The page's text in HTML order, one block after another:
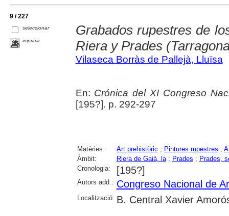
9 / 227
seleccionar
imprimir
Grabados rupestres de
Riera y Prades
Vilaseca Borràs de Pallejà, Lluïsa
En: Crónica del XI Congreso
[195?]. p. 292-297
Matèries: Art prehistòric ; Pintures rupestres ;
Àmbit:
Riera de Gaià, la; Prades ; Prades,
Cronologia:
[195?]
Autors add.: Congreso Nacional de
Localització: B. Central Xavier